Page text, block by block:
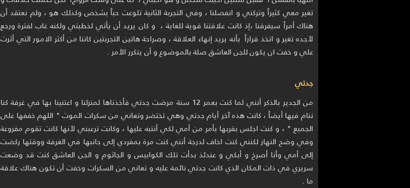
تغير معي كثيراً وتركني و انفصلنا ، وفي التجربة الثانية تلوعت حباً بشخص وكذلك هو ، ولم نعتقد أن
هناك أمراً سيفرقنا ،إذ كانت علاقتنا قوية للغاية ، و كان يريد أن يأتي لخطبتي ولكنه غاب لفترة ورجع
لأجده تغير و اتخذ قراراً بأنه يريد إنهاء العلاقة ، وصراحة هاتين التجربتين كانتا من أكثر الامور التي أثرت
علي و خفت ان يكون للجن العاشق صلة بالموضوع و أن يتكرر الأمر .
جدتي
من الجدير بالذكر أنني لما كنت بعمر 12 سنة مرضت جدتي فأخذناها لمنزلنا و اعتنينا بها في غرفة كنا
ننام فيها أيضاً ، كانت هذه آخر أيام جدتي وهي تختضر وتعاني من سكرات الموت " اللهم خففها على
الجميع " ، و كنت اجلس بقربها بأمر من أمي لكي أنتبه عليها ، وكانت ترعبني لأنها كانت تقوم مفزوعة
وفي وضح النهار لكنني كنت اخاف لدرجة أنني كنت مرة بمفردي إلى جانبها في الغرفة ووقتها ركضت
إلى أمي وأنا أصرخ و أبكي و عندئذ بدأت تلك الكوابيس و الجاثوم و الجن العاشق كنت قد وضعت
سريري في ذات المكان الذي كانت جدتي نائمة عليه و تعاني من السكرات وخفت أن تكون هناك علاقة
ما .